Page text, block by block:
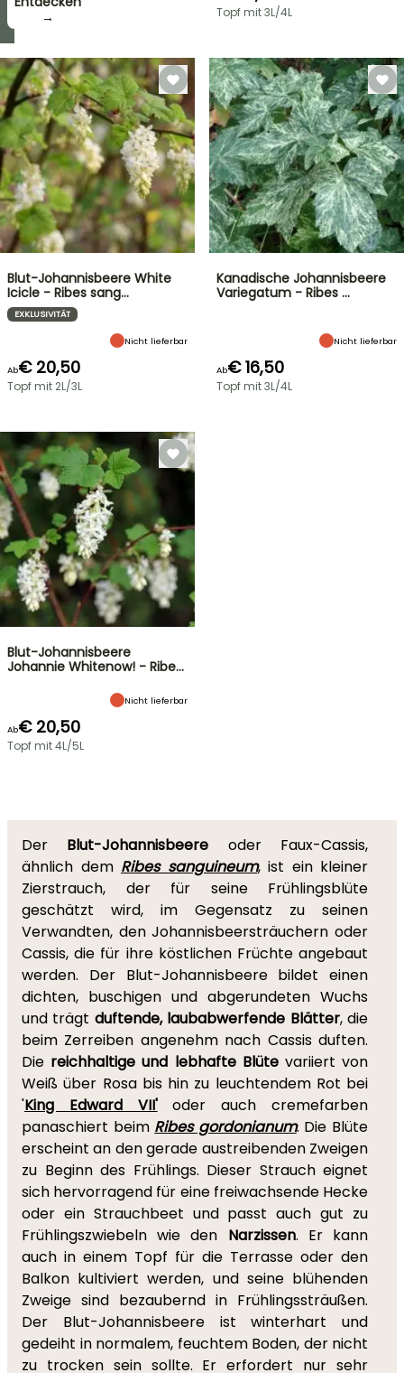
→
→
Topf mit 3L/4L
Blut-Johannisbeere White
Icicle - Ribes sang…
EXKLUSIVITÄT
Nicht lieferbar
Ab€ 20,50
Topf mit 2L/3L
Kanadische Johannisbeere
Variegatum - Ribes …
Nicht lieferbar
Ab€ 16,50
Topf mit 3L/4L
Blut-Johannisbeere
Johannie Whitenow! - Ribe…
Nicht lieferbar
Ab€ 20,50
Topf mit 4L/5L
Der Blut-Johannisbeere oder Faux-Cassis,
ähnlich dem Ribes sanguineum, ist ein kleiner
Zierstrauch, der für seine Frühlingsblüte
geschätzt wird, im Gegensatz zu seinen
Verwandten, den Johannisbeersträuchern oder
Cassis, die für ihre köstlichen Früchte angebaut
werden. Der Blut-Johannisbeere bildet einen
dichten, buschigen und abgerundeten Wuchs
und trägt duftende, laubabwerfende Blätter, die
beim Zerreiben angenehm nach Cassis duften.
Die reichhaltige und lebhafte Blütevariiert von
Weiß über Rosa bis hin zu leuchtendem Rot bei
'King Edward VII'oder auch cremefarben
panaschiert beim Ribes gordonianum. Die Blüte
erscheint an den gerade austreibenden Zweigen
zu Beginn des Frühlings. Dieser Strauch eignet
sich hervorragend für eine freiwachsende Hecke
oder ein Strauchbeet und passt auch gut zu
Frühlingszwiebeln wie den Narzissen. Er kann
auch in einem Topf für die Terrasse oder den
Balkon kultiviert werden, und seine blühenden
Zweige sind bezaubernd in Frühlingssträußen.
Der Blut-Johannisbeere ist winterhart und
gedeiht in normalem, feuchtem Boden, der nicht
zu trocken sein sollte. Er erfordert nur sehr